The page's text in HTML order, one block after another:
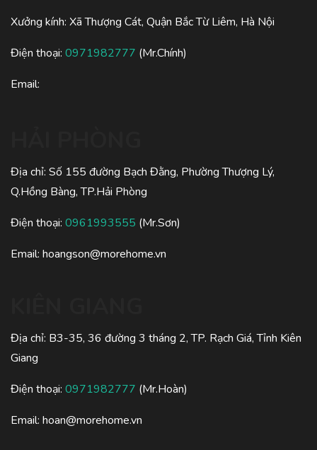
Xưởng kính: Xã Thượng Cát, Quận Bắc Từ Liêm, Hà Nội
Điện thoại: 0971982777 (Mr.Chính)
Email:
Địa chỉ: Số 155 đường Bạch Đằng, Phường Thượng Lý,
Q.Hồng Bàng, TP.Hải Phòng
Điện thoại: 0961993555 (Mr.Sơn)
Email: hoangson@morehome.vn
Địa chỉ: B3-35, 36 đường 3 tháng 2, TP. Rạch Giá, Tỉnh Kiên
Giang
Điện thoại: 0971982777 (Mr.Hoàn)
Email: hoan@morehome.vn